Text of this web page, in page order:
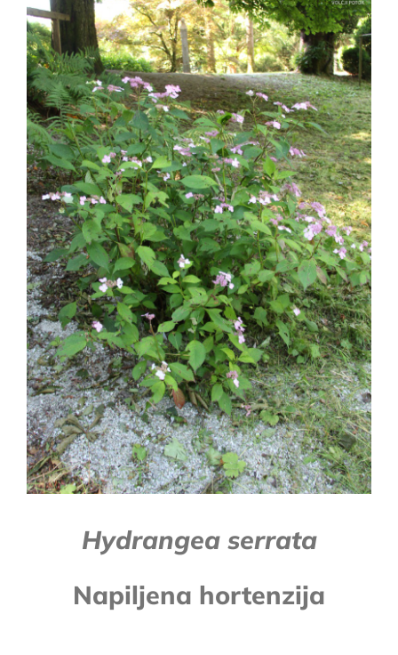
Hydrangea serrata
Napiljena hortenzija